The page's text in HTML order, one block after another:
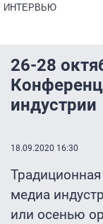
ИНТЕРВЬЮ
26-28
индустрии
18.09.2020 16:30
медиа
или осенью